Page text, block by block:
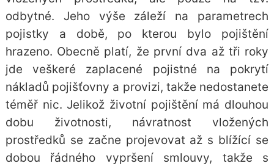
odbytné. Jeho výše záleží na parametrech
pojistky a době, po kterou bylo pojištění
hrazeno. Obecně platí, že první dva až tři roky
jde veškeré zaplacené pojistné na pokrytí
nákladů pojišťovny a provizi, takže nedostanete
téměř nic. Jelikož životní pojištění má dlouhou
dobu životnosti, návratnost vložených
prostředků se začne projevovat až s blížící se
dobou řádného vypršení smlouvy, takže s